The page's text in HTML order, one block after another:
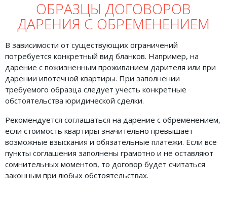
ОБРАЗЦЫ ДОГОВОРОВ
ДАРЕНИЯ С ОБРЕМЕНЕНИЕМ
В зависимости от существующих ограничений
потребуется конкретный вид бланков. Например, на
дарение с пожизненным проживанием дарителя или при
дарении ипотечной квартиры. При заполнении
требуемого образца следует учесть конкретные
обстоятельства юридической сделки.
Рекомендуется соглашаться на дарение с обременением,
если стоимость квартиры значительно превышает
возможные взыскания и обязательные платежи. Если все
пункты соглашения заполнены грамотно и не оставляют
сомнительных моментов, то договор будет считаться
законным при любых обстоятельствах.